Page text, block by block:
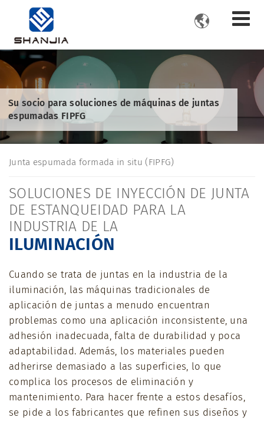

Su socio para soluciones de máquinas de juntas
espumadas FIPFG
Junta espumada formada in situ (FIPFG)
SOLUCIONES DE INYECCIÓN DE JUNTA
DE ESTANQUEIDAD PARA LA
INDUSTRIA DE LA
ILUMINACIÓN
Cuando se trata de juntas en la industria de la
iluminación, las máquinas tradicionales de
aplicación de juntas a menudo encuentran
problemas como una aplicación inconsistente, una
adhesión inadecuada, falta de durabilidad y poca
adaptabilidad. Además, los materiales pueden
adherirse demasiado a las superficies, lo que
complica los procesos de eliminación y
mantenimiento. Para hacer frente a estos desafíos,
se pide a los fabricantes que refinen sus diseños y